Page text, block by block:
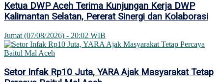
Ketua DWP Aceh Terima Kunjungan Kerja DWP
Kalimantan Selatan, Pererat Sinergi dan Kolaborasi
Jumat (07/08/2026) - 20:02 WIB
Setor Infak Rp10 Juta, YARA Ajak Masyarakat Tetap